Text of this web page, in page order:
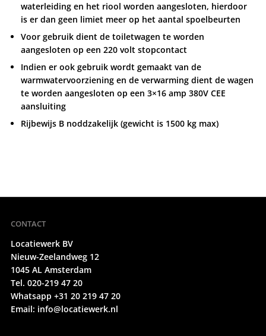
waterleiding en het riool worden aangesloten, hierdoor
is er dan geen limiet meer op het aantal spoelbeurten
Voor gebruik dient de toiletwagen te worden
aangesloten op een 220 volt stopcontact
Indien er ook gebruik wordt gemaakt van de
warmwatervoorziening en de verwarming dient de wagen
te worden aangesloten op een 3×16 amp 380V CEE
aansluiting
Rijbewijs B noddzakelijk (gewicht is 1500 kg max)
CONTACT
Locatiewerk BV
Nieuw-Zeelandweg 12
1045 AL Amsterdam
Tel. 020-219 47 20
Whatsapp +31 20 219 47 20
Email: info@locatiewerk.nl